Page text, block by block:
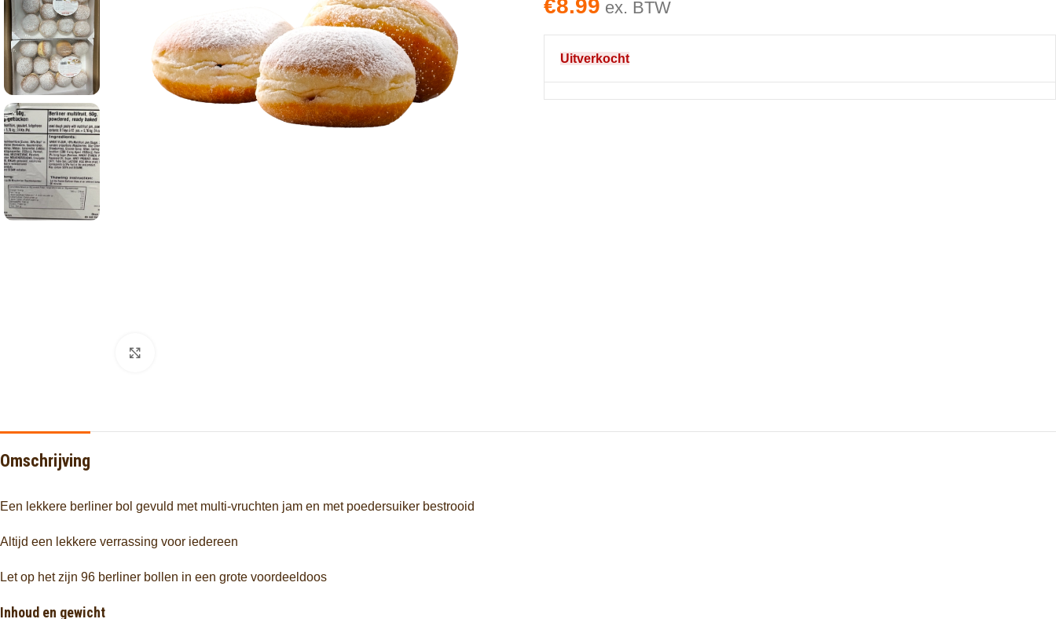
€8.99 ex. BTW
Uitverkocht
Omschrijving
Een lekkere berliner bol gevuld met multi-vruchten jam en met poedersuiker bestrooid
Altijd een lekkere verrassing voor iedereen
Let op het zijn 96 berliner bollen in een grote voordeeldoos
Inhoud en gewicht